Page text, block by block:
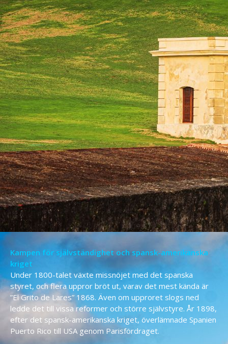
Kampen för självständighet och spansk-amerikanska
kriget
Under 1800-talet växte missnöjet med det spanska
styret, och flera uppror bröt ut, varav det mest kända är
”El Grito de Lares” 1868. Även om upproret slogs ned
ledde det till vissa reformer och större självstyre. År 1898,
efter det spansk-amerikanska kriget, överlämnade Spanien
Puerto Rico till USA genom Parisfördraget.